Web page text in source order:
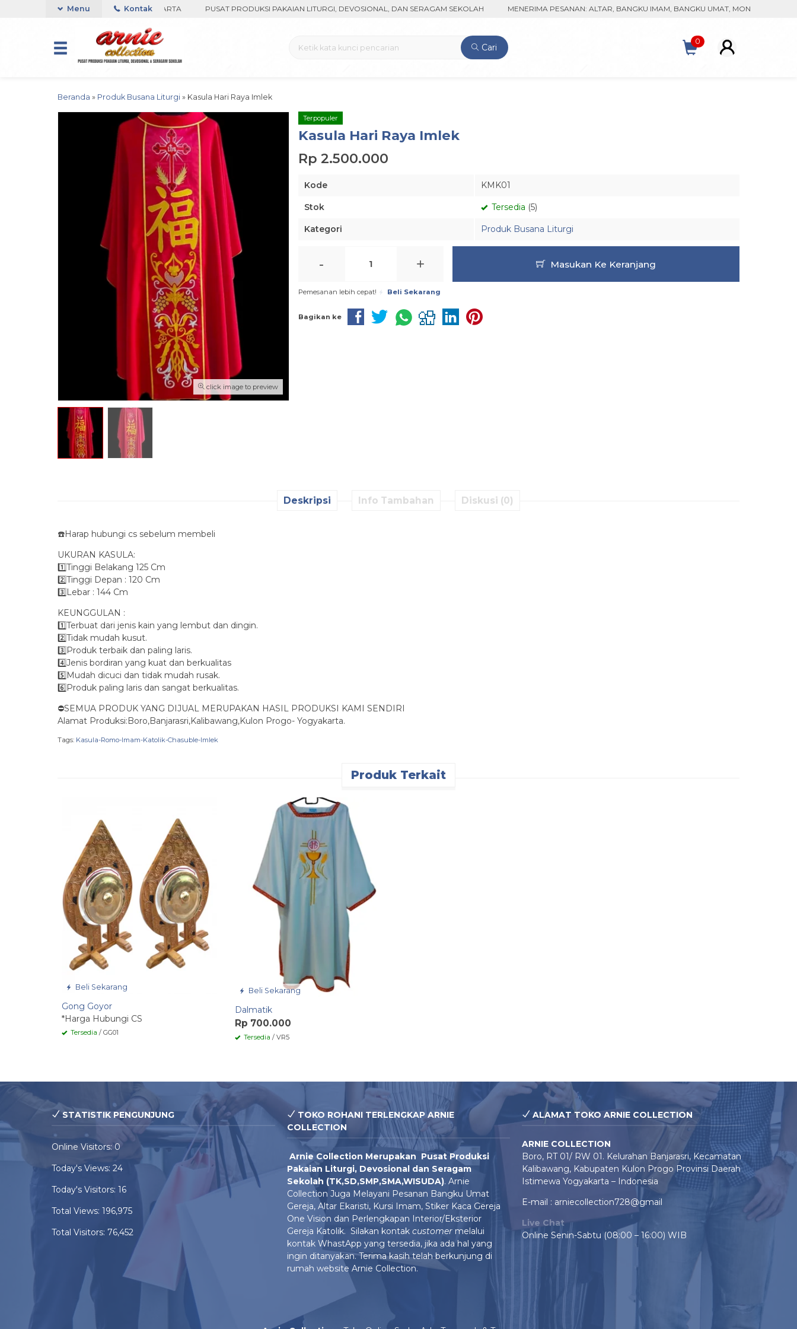
ARNIE COLLECTION-BORO, YOGYAKARTA PUSAT PRODUKSI PAKAIAN LITURGI, DEVOSIONAL, DAN SERAGAM SEKOLAH MENERIMA PESANAN: ALTAR, BANGKU IMAM, BANGKU UMAT, MONSTRAN, KACA
Menu Kontak
Cari
0
Beranda » Produk Busana Liturgi » Kasula Hari Raya Imlek
click image to preview
Terpopuler
Kasula Hari Raya Imlek
Rp 2.500.000
Kode KMK01
Stok Tersedia (5)
Kategori Produk Busana Liturgi
- + Masukan Ke Keranjang
Pemesanan lebih cepat! Beli Sekarang
Bagikan ke
Deskripsi Info Tambahan Diskusi (0)
☎️Harap hubungi cs sebelum membeli
UKURAN KASULA:
1️⃣Tinggi Belakang 125 Cm
2️⃣Tinggi Depan : 120 Cm
3️⃣Lebar : 144 Cm
KEUNGGULAN :
1️⃣Terbuat dari jenis kain yang lembut dan dingin.
2️⃣Tidak mudah kusut.
3️⃣Produk terbaik dan paling laris.
4️⃣Jenis bordiran yang kuat dan berkualitas
5️⃣Mudah dicuci dan tidak mudah rusak.
6️⃣Produk paling laris dan sangat berkualitas.
⛔SEMUA PRODUK YANG DIJUAL MERUPAKAN HASIL PRODUKSI KAMI SENDIRI
Alamat Produksi:Boro,Banjarasri,Kalibawang,Kulon Progo- Yogyakarta.
Tags: Kasula-Romo-Imam-Katolik-Chasuble-Imlek
Produk Terkait
Beli Sekarang
Gong Goyor
*Harga Hubungi CS
Tersedia / GG01
Beli Sekarang
Dalmatik
Rp 700.000
Tersedia / VR5
STATISTIK PENGUNJUNG
Online Visitors:0
Today's Views: 24
Today's Visitors: 16
Total Views: 196,975
Total Visitors: 76,452
TOKO ROHANI TERLENGKAP ARNIE
COLLECTION
Arnie Collection Merupakan Pusat Produksi
Pakaian Liturgi, Devosional dan Seragam
Sekolah (TK,SD,SMP,SMA,WISUDA). Arnie
Collection Juga Melayani Pesanan Bangku Umat
Gereja, Altar Ekaristi, Kursi Imam, Stiker Kaca Gereja
One Vision dan Perlengkapan Interior/Eksterior
Gereja Katolik. Silakan kontak customermelalui
kontak WhastApp yang tersedia, jika ada hal yang
ingin ditanyakan. Terima kasih telah berkunjung di
rumah website Arnie Collection.
ALAMAT TOKO ARNIE COLLECTION
ARNIE COLLECTION
Boro, RT 01/ RW 01. Kelurahan Banjarasri, Kecamatan
Kalibawang, Kabupaten Kulon Progo Provinsi Daerah
Istimewa Yogyakarta – Indonesia
E-mail : arniecollection728@gmail
Live Chat
Online Senin-Sabtu (08:00 – 16:00) WIB